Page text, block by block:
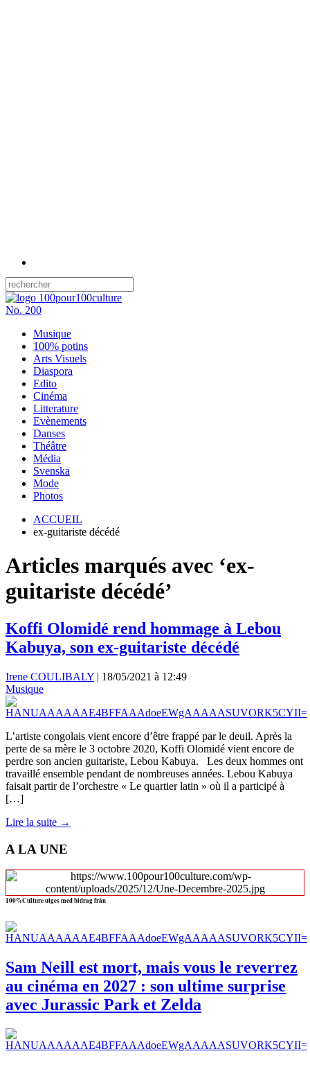
No. 200
Musique
100% potins
Arts Visuels
Diaspora
Edito
Cinéma
Litterature
Evènements
Danses
Théâtre
Média
Svenska
Mode
Photos
ACCUEIL
ex-guitariste décédé
Articles marqués avec ‘ex-
guitariste décédé’
Koffi Olomidé rend hommage à Lebou
Kabuya, son ex-guitariste décédé
Irene COULIBALY | 18/05/2021 à 12:49
Musique
L’artiste congolais vient encore d’être frappé par le deuil. Après la
perte de sa mère le 3 octobre 2020, Koffi Olomidé vient encore de
perdre son ancien guitariste, Lebou Kabuya. Les deux hommes ont
travaillé ensemble pendant de nombreuses années. Lebou Kabuya
faisait partir de l’orchestre « Le quartier latin » où il a participé à
[…]
Lire la suite →
A LA UNE
100%Culture utges med bidrag från
Sam Neill est mort, mais vous le reverrez
au cinéma en 2027 : son ultime surprise
avec Jurassic Park et Zelda